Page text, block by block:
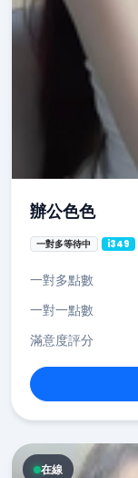
辦公色色
一對多等待中 i349
一對多點數
一對一點數
滿意度評分
在線